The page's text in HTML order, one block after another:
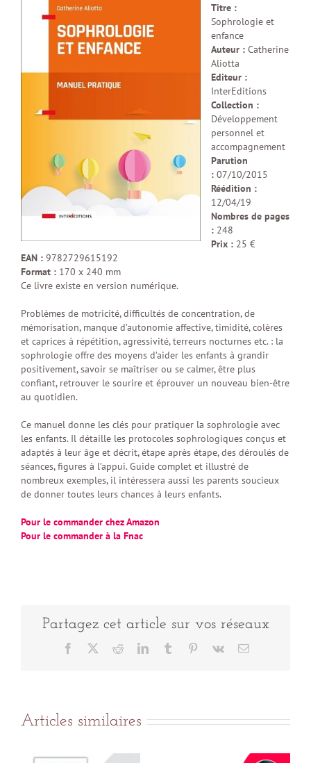
Titre :
Sophrologie et
enfance
Auteur : Catherine
Aliotta
Editeur :
InterEditions
Collection :
Développement
personnel et
accompagnement
Parution
: 07/10/2015
Réédition :
12/04/19
Nombres de pages
: 248
Prix : 25 €
EAN : 9782729615192
Format : 170 x 240 mm
Ce livre existe en version numérique.
Problèmes de motricité, difficultés de concentration, de
mémorisation, manque d’autonomie affective, timidité, colères
et caprices à répétition, agressivité, terreurs nocturnes etc. : la
sophrologie offre des moyens d’aider les enfants à grandir
positivement, savoir se maîtriser ou se calmer, être plus
confiant, retrouver le sourire et éprouver un nouveau bien-être
au quotidien.
Ce manuel donne les clés pour pratiquer la sophrologie avec
les enfants. Il détaille les protocoles sophrologiques conçus et
adaptés à leur âge et décrit, étape après étape, des déroulés de
séances, figures à l’appui. Guide complet et illustré de
nombreux exemples, il intéressera aussi les parents soucieux
de donner toutes leurs chances à leurs enfants.
Pour le commander chez Amazon
Pour le commander à la Fnac
Partagez cet article sur vos réseaux
Facebook RedditLinkedInTumblr Pinterest
Vk Email
Articles similaires